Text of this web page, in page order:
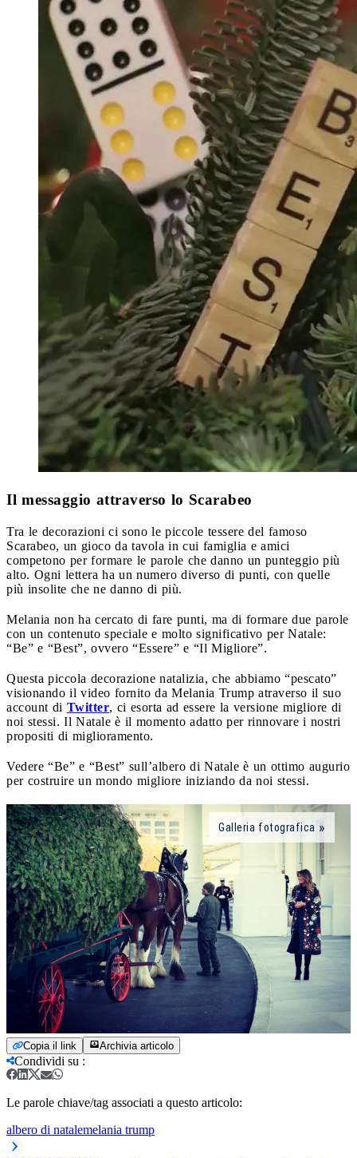
Il messaggio attraverso lo Scarabeo
Tra le decorazioni ci sono le piccole tessere del famoso
Scarabeo, un gioco da tavola in cui famiglia e amici
competono per formare le parole che danno un punteggio più
alto. Ogni lettera ha un numero diverso di punti, con quelle
più insolite che ne danno di più.
Melania non ha cercato di fare punti, ma di formare due parole
con un contenuto speciale e molto significativo per Natale:
“Be” e “Best”, ovvero “Essere” e “Il Migliore”.
Questa piccola decorazione natalizia, che abbiamo “pescato”
visionando il video fornito da Melania Trump atraverso il suo
account di Twitter, ci esorta ad essere la versione migliore di
noi stessi. Il Natale è il momento adatto per rinnovare i nostri
propositi di miglioramento.
Vedere “Be” e “Best” sull’albero di Natale è un ottimo augurio
per costruire un mondo migliore iniziando da noi stessi.
Galleria fotografica
Copia il link Archivia articolo
Condividi su :
Le parole chiave/tag associati a questo articolo:
albero di natalemelania trump